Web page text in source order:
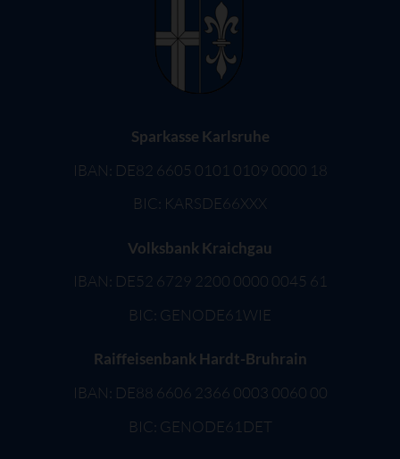
Sparkasse Karlsruhe
IBAN: DE82 6605 0101 0109 0000 18
BIC: KARSDE66XXX
Volksbank Kraichgau
IBAN: DE52 6729 2200 0000 0045 61
BIC: GENODE61WIE
Raiffeisenbank Hardt-Bruhrain
IBAN: DE88 6606 2366 0003 0060 00
BIC: GENODE61DET